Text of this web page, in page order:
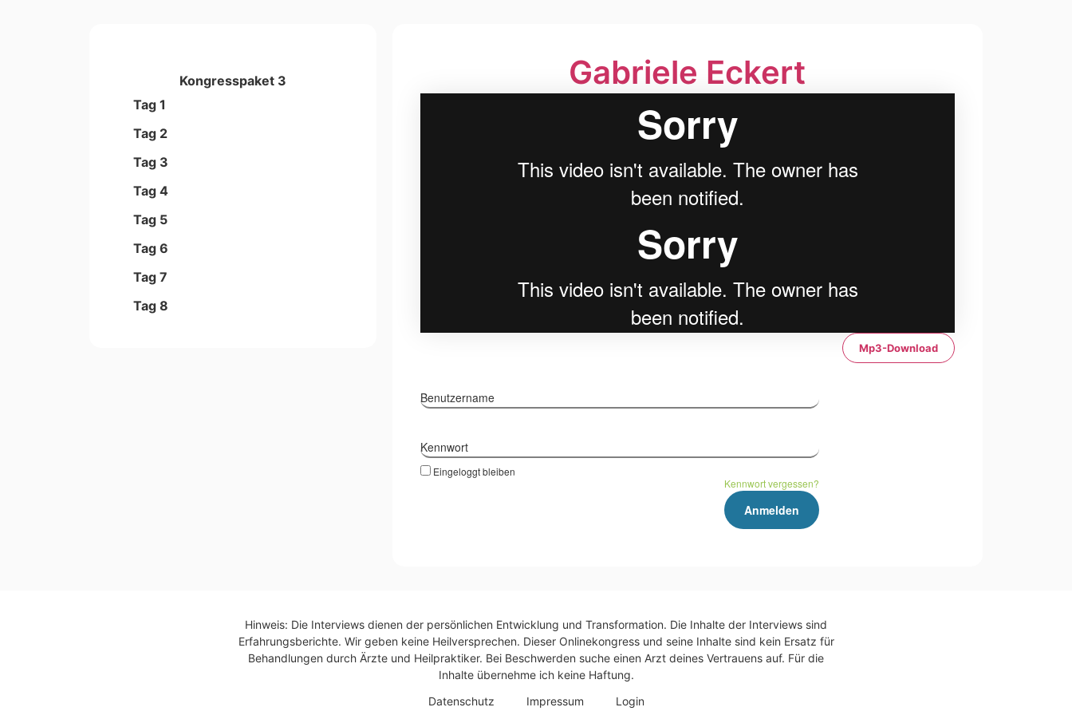
Kongresspaket 3
Tag 1
Tag 2
Tag 3
Tag 4
Tag 5
Tag 6
Tag 7
Tag 8
Gabrie­le Eckert
Mp3-Download
Benutzername
Kennwort
Eingeloggt bleiben
Kennwort vergessen?
Hinweis: Die Interviews dienen der persönlichen Entwicklung und Transformation. Die Inhalte der Interviews sind
Erfahrungsberichte. Wir geben keine Heilversprechen. Dieser Onlinekongress und seine Inhalte sind kein Ersatz für
Behandlungen durch Ärzte und Heilpraktiker. Bei Beschwerden suche einen Arzt deines Vertrauens auf. Für die
Inhalte übernehme ich keine Haftung.
Daten­schutz
Impres­sum Log­in